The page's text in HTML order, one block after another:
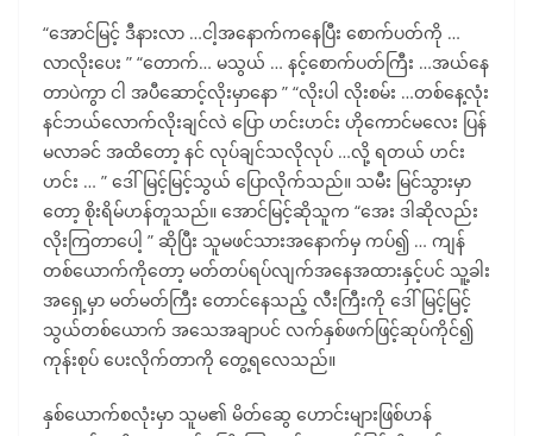
“အောင်မြင့် ဒီနားလာ …ငါ့အနောက်ကနေပြီး စောက်ပတ်ကို …
လာလိုးပေး ” “တောက်… မသွယ် … နင့်စောက်ပတ်ကြီး …အယ်နေ
တာပဲကွာ ငါ အပီဆောင့်လိုးမှာနော ” “လိုးပါ လိုးစမ်း …တစ်နေ့လုံး
နင်ဘယ်လောက်လိုးချင်လဲ ပြော ဟင်းဟင်း ဟိုကောင်မလေး ပြန်
မလာခင် အထိတော့ နင် လုပ်ချင်သလိုလုပ် …လို့ ရတယ် ဟင်း
ဟင်း … ” ဒေါ်မြင့်မြင့်သွယ် ပြောလိုက်သည်။ သမီး မြင်သွားမှာ
တော့ စိုးရိမ်ဟန်တူသည်။ အောင်မြင့်ဆိုသူက “အေး ဒါဆိုလည်း
လိုးကြတာပေါ့ ” ဆိုပြီး သူမဖင်သားအနောက်မှ ကပ်၍ … ကျန်
တစ်ယောက်ကိုတော့ မတ်တပ်ရပ်လျက်အနေအထားနှင့်ပင် သူ့ခါး
အရှေ့မှာ မတ်မတ်ကြီး တောင်နေသည့် လီးကြီးကို ဒေါ်မြင့်မြင့်
သွယ်တစ်ယောက် အသေအချာပင် လက်နှစ်ဖက်ဖြင့်ဆုပ်ကိုင်၍
ကုန်းစုပ် ပေးလိုက်တာကို တွေ့ရလေသည်။
နှစ်ယောက်စလုံးမှာ သူမ၏ မိတ်ဆွေ ဟောင်းများဖြစ်ဟန်